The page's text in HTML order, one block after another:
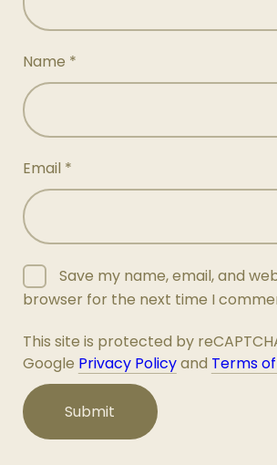
Name *
Email *
Save my name, email, and
browser for the next time I
This site is protected by
Google Privacy Policyand Terms